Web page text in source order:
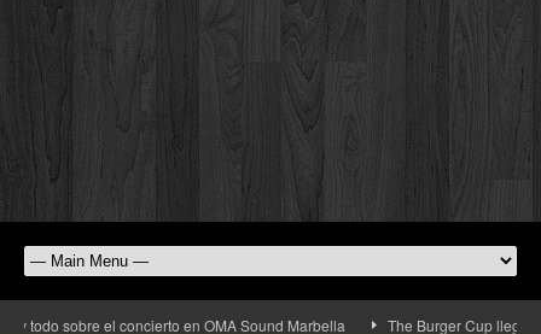
sobre el concierto en OMA Sound Marbella The Burger Cup llega a